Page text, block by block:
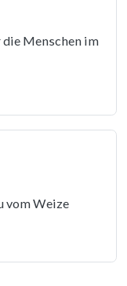
die Menschen im
vom Weize